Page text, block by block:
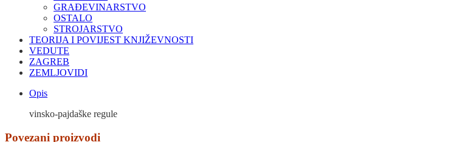
GRAĐEVINARSTVO
OSTALO
STROJARSTVO
TEORIJA I POVIJEST KNJIŽEVNOSTI
VEDUTE
ZAGREB
ZEMLJOVIDI
Opis
vinsko-pajdaške regule
Povezani proizvodi